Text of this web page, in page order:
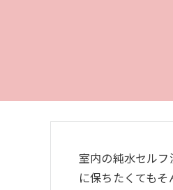
室内の純水セル
に保ちたくてもそ